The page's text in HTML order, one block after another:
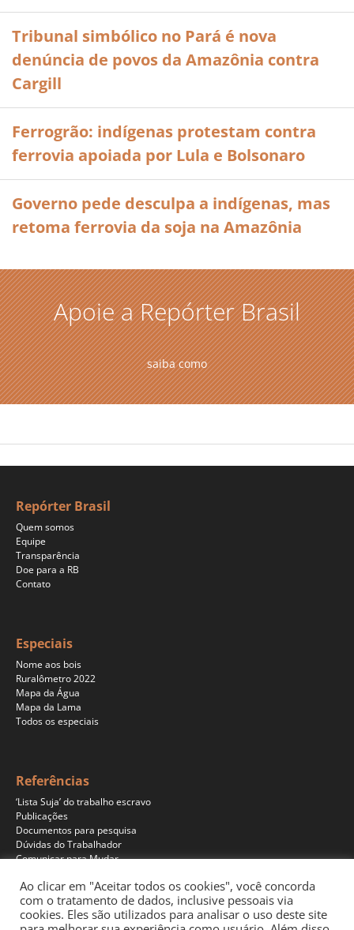
Tribunal simbólico no Pará é nova
denúncia de povos da Amazônia contra
Cargill
Ferrogrão: indígenas protestam contra
ferrovia apoiada por Lula e Bolsonaro
Governo pede desculpa a indígenas, mas
retoma ferrovia da soja na Amazônia
Apoie a Repórter Brasil
saiba como
Repórter Brasil
Quem somos
Equipe
Transparência
Doe para a RB
Contato
Especiais
Nome aos bois
Ruralômetro 2022
Mapa da Água
Mapa da Lama
Todos os especiais
Referências
‘Lista Suja’ do trabalho escravo
Publicações
Documentos para pesquisa
Dúvidas do Trabalhador
Comunicar para Mudar
Programas
Ao clicar em "Aceitar todos os cookies", você concorda
com o tratamento de dados, inclusive pessoais via
cookies. Eles são utilizados para analisar o uso deste site